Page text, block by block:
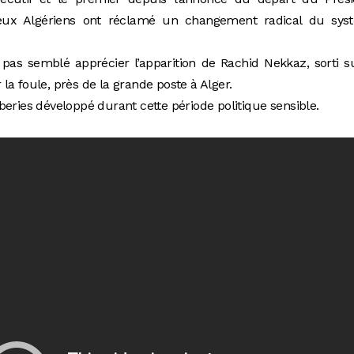
Algériens ont réclamé un changement radical du
semblé apprécier l’apparition de Rachid Nekkaz, sorti
foule, près de la grande poste à Alger.
développé durant cette période politique sensible.